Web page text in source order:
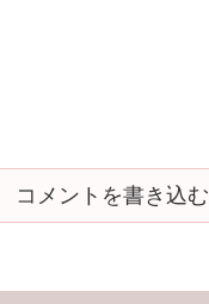
コメントを書き込む